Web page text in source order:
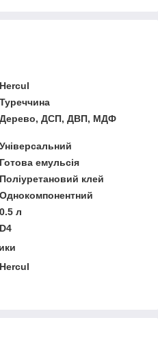
Hercul
Туреччина
Дерево, ДСП, ДВП, МДФ
Універсальний
Готова емульсія
Поліуретановий клей
Однокомпонентний
0.5 л
D4
Hercul